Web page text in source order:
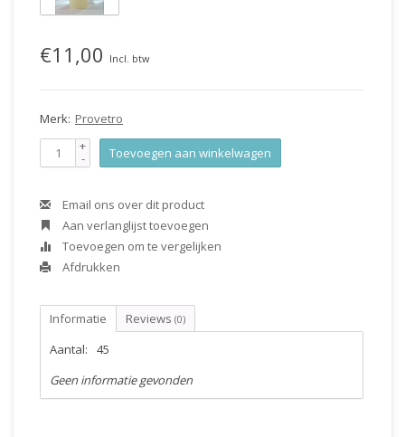
€11,00 Incl. btw
Merk: Provetro
+
- Toevoegen aan winkelwagen
Email ons over dit product
Aan verlanglijst toevoegen
Toevoegen om te vergelijken
Afdrukken
Informatie Reviews (0)
Aantal:
45
Geen informatie gevonden